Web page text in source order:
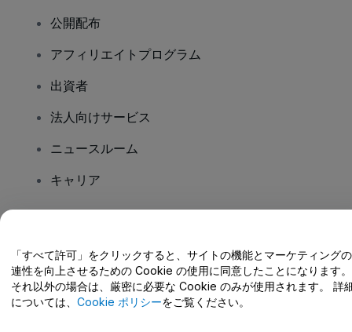
公開配布
アフィリエイトプログラム
出資者
法人向けサービス
ニュースルーム
キャリア
ヘルプセンター / こちらまでご連絡下さい
「すべて許可」をクリックすると、サイトの機能とマーケティング
連性を向上させるための Cookie の使用に同意したことになります。
それ以外の場合は、厳密に必要な Cookie のみが使用されます。 詳
については、 Cookie ポリシーをご覧ください。